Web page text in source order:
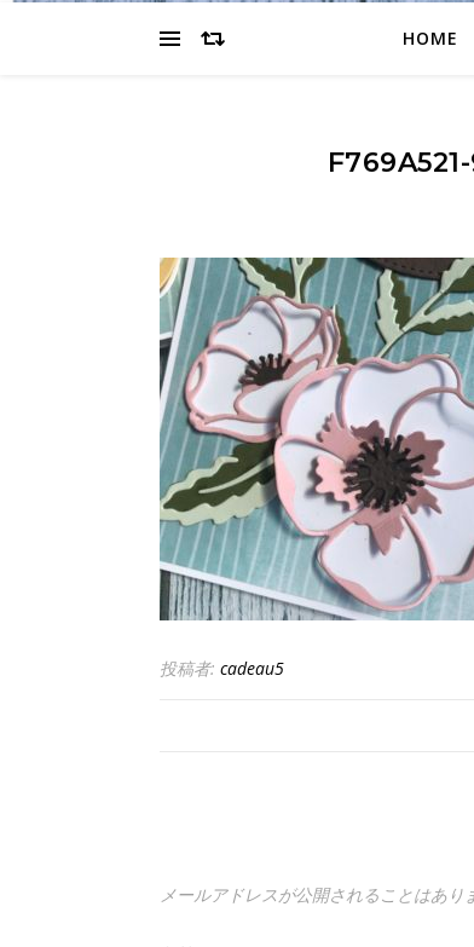
HOME
投稿者: cadeau5
メールアドレスが公開されることはあり